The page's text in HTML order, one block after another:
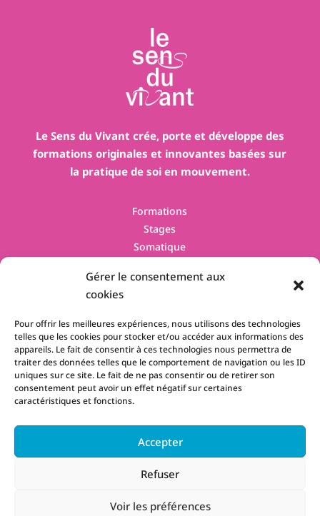
Gérer le consentement aux
cookies
Pour offrir les meilleures expériences, nous utilisons des technologies
telles que les cookies pour stocker et/ou accéder aux informations des
appareils. Le fait de consentir à ces technologies nous permettra de
traiter des données telles que le comportement de navigation ou les ID
uniques sur ce site. Le fait de ne pas consentir ou de retirer son
consentement peut avoir un effet négatif sur certaines
caractéristiques et fonctions.
Accepter
Refuser
Voir les préférences
Le Sens du Vivant crée, porte et développe des
formations originales et innovantes basées sur
la pratique de soi en mouvement.
Formations
Stages
Somatique
La certification qualité à été délivrée au titre des catégories d'actions
suivantes :
ACTIONS DE FORMATION
Copyright © 2026 Zen Voie du Coeur - Tous droits réservés
- Conception :AP Design